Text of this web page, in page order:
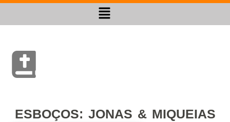
ESBOÇOS: JONAS & MIQUEIAS